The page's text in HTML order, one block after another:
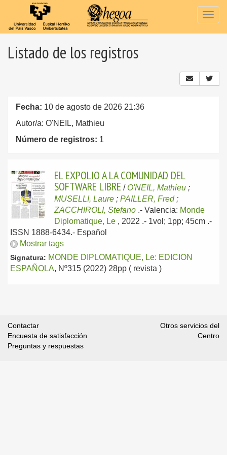
Listado de los registros
Fecha: 10 de agosto de 2026 21:36
Autor/a: O'NEIL, Mathieu
Número de registros: 1
EL EXPOLIO A LA COMUNIDAD DEL
SOFTWARE LIBRE / O'NEIL, Mathieu ;
MUSELLI, Laure ; PAILLER, Fred;
ZACCHIROLI, Stefano .- Valencia: Monde
Diplomatique, Le , 2022 .- 1vol; 1pp; 45cm .-
ISSN 1888-6434.- Español
Mostrar tags
Signatura: MONDE DIPLOMATIQUE, Le: EDICION
ESPAÑOLA, Nº315 (2022) 28pp ( revista )
Contactar
Encuesta de satisfacción
Preguntas y respuestas
Otros servicios del
Centro